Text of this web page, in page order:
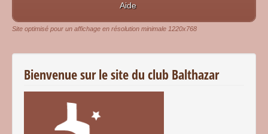
Aide
Site optimisé pour un affichage en résolution minimale 1220x768
Bienvenue sur le site du club Balthazar